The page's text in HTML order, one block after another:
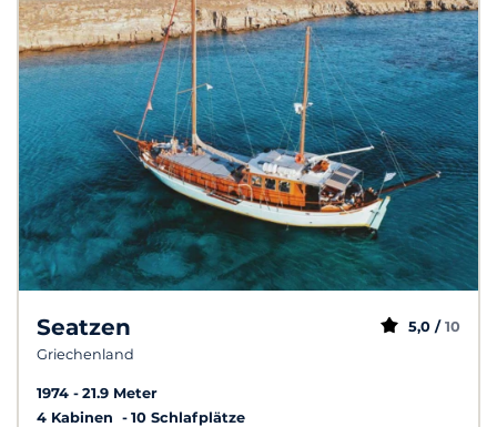
Seatzen
Griechenland
5,0 / 10
1974
21.9 Meter
4 Kabinen
10 Schlafplätze